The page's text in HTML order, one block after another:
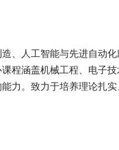
、人工智能与先进自动
程涵盖机械工程、电子技
力。致力于培养理论扎实